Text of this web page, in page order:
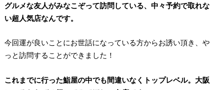
グルメな友人がみなこぞって訪問している、中々予約で取れな
い超人気店なんです。
今回運が良いことにお世話になっている方からお誘い頂き、や
っと訪問することができました！
これまでに行った鮨屋の中でも間違いなくトップレベル。大阪